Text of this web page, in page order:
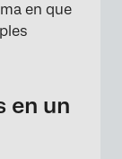
en que
en un